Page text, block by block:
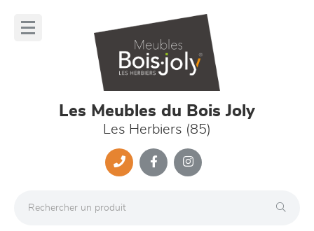
Les Meubles du Bois Joly
Les Herbiers (85)